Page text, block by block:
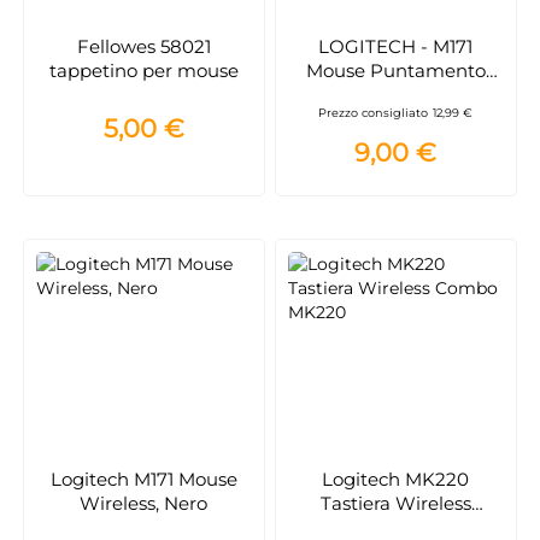
Fellowes 58021
tappetino per mouse
5,00 €
LOGITECH - M171
Mouse Puntamento
connessione Infrarossi,
Ricevitore Wireless
Nano, 3 pulsanti - Blu
Prezzo consigliato 12,99 €
9,00 €
Logitech M171 Mouse
Wireless, Nero
Logitech MK220
Tastiera Wireless